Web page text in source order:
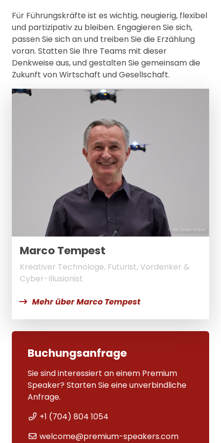
Für Führungskräfte ist es wichtig, neugierig, flexibel
und partizipativ zu bleiben. Engagieren Sie sich,
passen Sie sich an und treiben Sie die Erzählung
voran. Statten Sie Ihre Teams mit dieser
Denkweise aus, und gestalten Sie gemeinsam die
Zukunft von Wirtschaft und Gesellschaft.
© ABK/Aladin Klieber
Marco Tempest
Kreativer Technologe, Futurist, Vordenker &
Cyber-Illusionist
Mehr über Marco Tempest
Buchungsanfrage
Sie sind interessiert an einem Premium
Speaker? Starten Sie eine unverbindliche
Anfrage.
+1 (704) 804 1054
welcome@premium-speakers.com